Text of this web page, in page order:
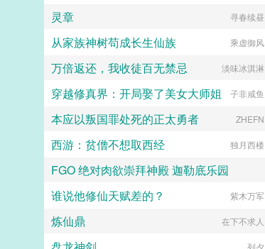
帝去得早。沈太后挑眉轻笑，神情愉
凭借的不止有美貌。貌美心狠，方成
大事。阅读须知 1本文为传统型
宫斗权谋，非甜宠，男非c 背景
架空，节奏慢热（尤其在前期），会
偏一点群像 2女主过程成长结局
独美，狗皇帝挫骨扬灰（物理＋心
理） 3配角妃嫔大多为自身家族
奋斗，视妃位如官职 4作者想看
复仇宫斗，自割腿肉，宫斗权谋小
白，会努力写得有逻辑qaq感谢小天
使们的支持和喜欢！宫斗预收独占圣
心娘娘是朵菟丝花盛宠如她娘娘她是
爱躺平推推宫斗预收独占圣心宫女上
位宫斗文，女主扮猪吃老虎 六岁生
辰那日，盈桃从官家小姐沦为宫中罪
营十年，趁着新帝即位，使巧计拿回
灵章 寻春续昼
从家族神树苟成长生仙族 乘虚御风
万倍返还，我收徒百无禁忌 淡味冰淇淋
穿越修真界：开局娶了美女大师姐 子非咸鱼
本应以叛国罪处死的正太勇者 ZHEFN
西游：贫僧不想取西经 独月西楼
FGO 绝对肉欲崇拜神殿 迦勒底乐园
为了爱与正义
谁说他修仙天赋差的？ 紫木万军
炼仙鼎 在下不求人
列夕